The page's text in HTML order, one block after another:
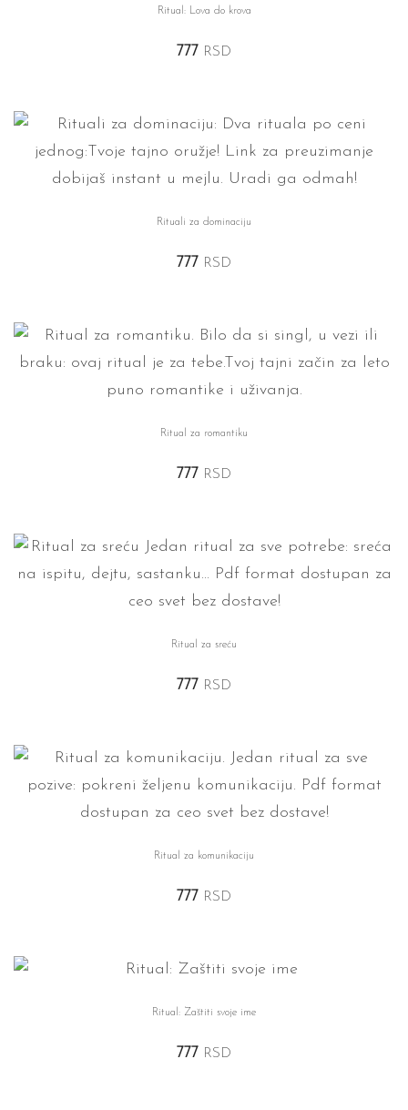
Ritual: Lova do krova
777 RSD
Rituali za dominaciju
777 RSD
Ritual za romantiku
777 RSD
Ritual za sreću
777 RSD
Ritual za komunikaciju
777 RSD
Ritual: Zaštiti svoje ime
777 RSD